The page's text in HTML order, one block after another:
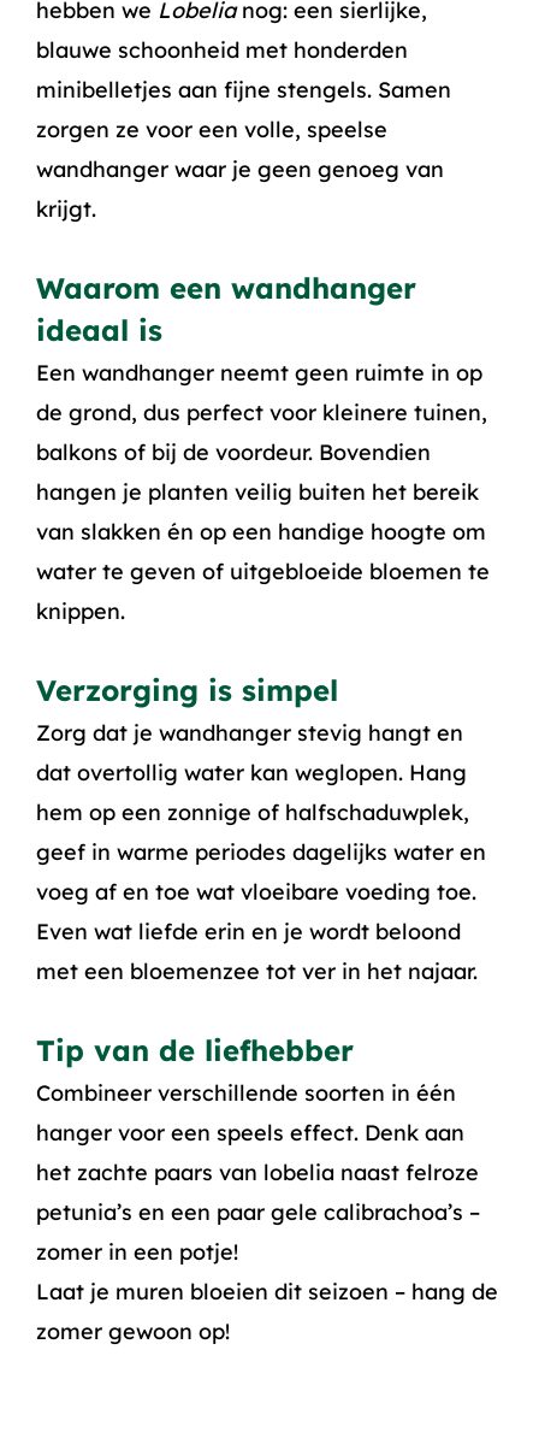
hebben we Lobelianog: een sierlijke,
blauwe schoonheid met honderden
minibelletjes aan fijne stengels. Samen
zorgen ze voor een volle, speelse
wandhanger waar je geen genoeg van
krijgt.
Waarom een wandhanger
ideaal is
Een wandhanger neemt geen ruimte in op
de grond, dus perfect voor kleinere tuinen,
balkons of bij de voordeur. Bovendien
hangen je planten veilig buiten het bereik
van slakken én op een handige hoogte om
water te geven of uitgebloeide bloemen te
knippen.
Verzorging is simpel
Zorg dat je wandhanger stevig hangt en
dat overtollig water kan weglopen. Hang
hem op een zonnige of halfschaduwplek,
geef in warme periodes dagelijks water en
voeg af en toe wat vloeibare voeding toe.
Even wat liefde erin en je wordt beloond
met een bloemenzee tot ver in het najaar.
Tip van de liefhebber
Combineer verschillende soorten in één
hanger voor een speels effect. Denk aan
het zachte paars van lobelia naast felroze
petunia’s en een paar gele calibrachoa’s –
zomer in een potje!
Laat je muren bloeien dit seizoen – hang de
zomer gewoon op!